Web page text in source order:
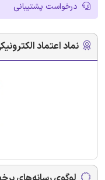
درخواست پشتیبانی
نماد اعتماد